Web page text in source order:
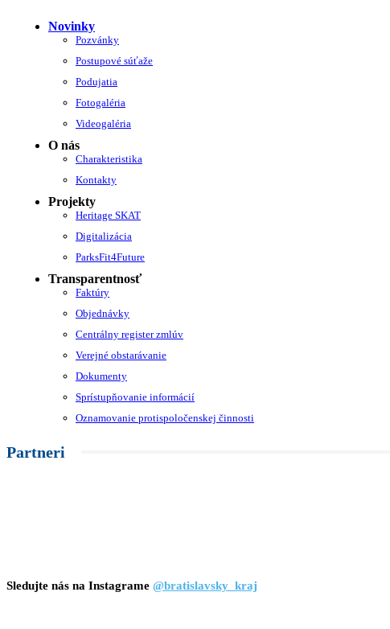
Novinky
Pozvánky
Postupové súťaže
Podujatia
Fotogaléria
Videogaléria
O nás
Charakteristika
Kontakty
Projekty
Heritage SKAT
Digitalizácia
ParksFit4Future
Transparentnosť
Faktúry
Objednávky
Centrálny register zmlúv
Verejné obstarávanie
Dokumenty
Sprístupňovanie informácií
Oznamovanie protispoločenskej činnosti
Partneri
Sledujte nás na Instagrame @bratislavsky_kraj